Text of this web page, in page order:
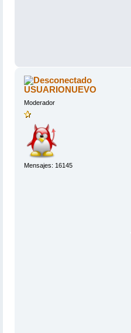
USUARIONUEVO
Moderador
Mensajes: 16145